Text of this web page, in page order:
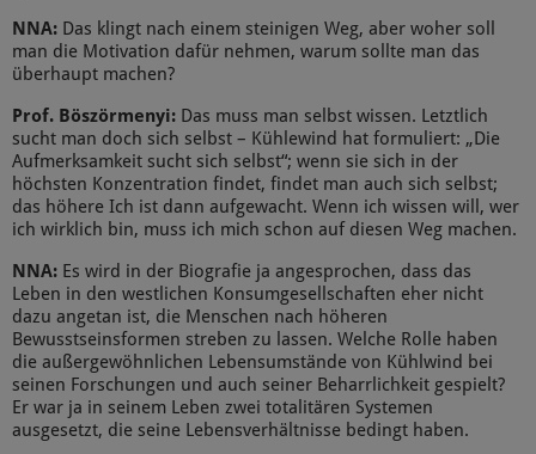
NNA: Das klingt nach einem steinigen Weg, aber woher soll
man die Motivation dafür nehmen, warum sollte man das
überhaupt machen?
Prof. Böszörmenyi: Das muss man selbst wissen. Letztlich
sucht man doch sich selbst – Kühlewind hat formuliert: „Die
Aufmerksamkeit sucht sich selbst“; wenn sie sich in der
höchsten Konzentration findet, findet man auch sich selbst;
das höhere Ich ist dann aufgewacht. Wenn ich wissen will, wer
ich wirklich bin, muss ich mich schon auf diesen Weg machen.
NNA: Es wird in der Biografie ja angesprochen, dass das
Leben in den westlichen Konsumgesellschaften eher nicht
dazu angetan ist, die Menschen nach höheren
Bewusstseinsformen streben zu lassen. Welche Rolle haben
die außergewöhnlichen Lebensumstände von Kühlwind bei
seinen Forschungen und auch seiner Beharrlichkeit gespielt?
Er war ja in seinem Leben zwei totalitären Systemen
ausgesetzt, die seine Lebensverhältnisse bedingt haben.